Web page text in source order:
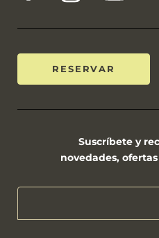
RESERVAR
Suscríbete y
novedades,